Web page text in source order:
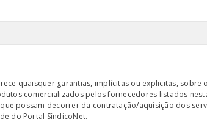
quaisquer garantias, implícitas ou explicitas,
comercializados pelos fornecedores listados
possam decorrer da contratação/aquisição dos
do Portal SíndicoNet.